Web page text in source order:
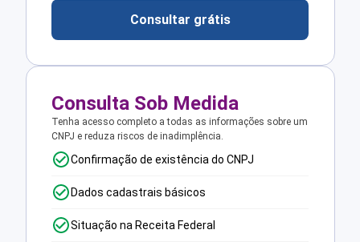
Consultar grátis
Consulta Sob Medida
Tenha acesso completo a todas as informações sobre um
CNPJ e reduza riscos de inadimplência.
Confirmação de existência do CNPJ
Dados cadastrais básicos
Situação na Receita Federal